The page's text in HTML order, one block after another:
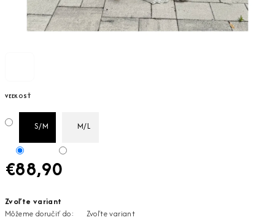
VEĽKOSŤ
S/M M/L
€88,90
cena:
Zvoľte variant
Môžeme doručiť do:
Zvoľte variant